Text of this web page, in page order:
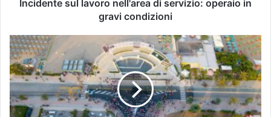
Incidente sul lavoro nell'area di servizio: operaio in
gravi condizioni